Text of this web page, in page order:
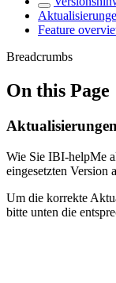
Feature
Breadcrumbs
On this Page
Aktualisierungen
Wie Sie IBI-helpMe
eingesetzten Version
Um die korrekte
bitte unten die